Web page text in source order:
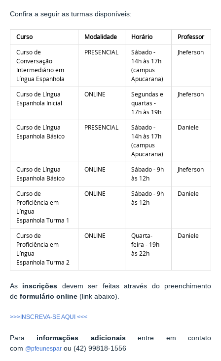
Confira a seguir as turmas disponíveis:
Curso Modalidade Horário
Professor
Curso de
Conversação
Intermediário em
Língua Espanhola
PRESENCIAL
Sábado -
14h às 17h
(campus
Apucarana)
Jheferson
Curso de Língua
Espanhola Inicial
ONLINE
Segundas e
quartas -
17h às 19h
Jheferson
Curso de Língua
Espanhola Básico
PRESENCIAL
Sábado -
14h às 17h
(campus
Apucarana)
Daniele
Curso de Língua
Espanhola Básico
ONLINE
Sábado - 9h
às 12h
Jheferson
Curso de
Proficiência em
Língua
Espanhola Turma 1
ONLINE
Sábado - 9h
às 12h
Daniele
Curso de
Proficiência em
Língua
Espanhola Turma 2
ONLINE
Quarta-
feira - 19h
às 22h
Daniele
As inscrições devem ser feitas através do preenchimento
de formulário online (link abaixo).
>>>INSCREVA-SE AQUI <<<
Para informações adicionaisentre em contato
com @pfeunespar ou (42) 99818-1556